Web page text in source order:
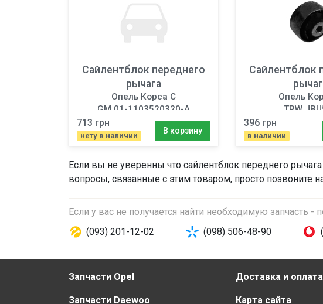
Сайлентблок переднего
рычага
Опель Корса C
GM 01-1103520320-A
713 грн
нету в наличии
В корзину
Сайлентблок
Опель
TRW
396 грн
в наличии
Если вы не уверенны что сайлентблок переднего рычага
вопросы, связанные с этим товаром, просто позвоните
Если у вас не получается найти необходимую
(093) 201-12-02
(098) 506-48-90
Запчасти Opel
Запчасти Daewoo
Доставка и оплата
Карта сайта